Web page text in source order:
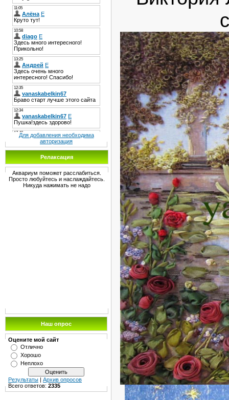
Для добавления необходима
авторизация
Релаксация
Аквариум поможет расслабиться.
Просто любуйтесь и наслаждайтесь.
Никуда нажимать не надо
Наш опрос
Оцените мой сайт
Отлично
Хорошо
Неплохо
Результаты | Архив опросов
Всего ответов: 2335